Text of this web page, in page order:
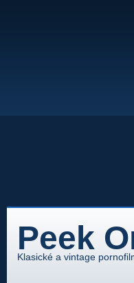
Peek
Klasické a vintage